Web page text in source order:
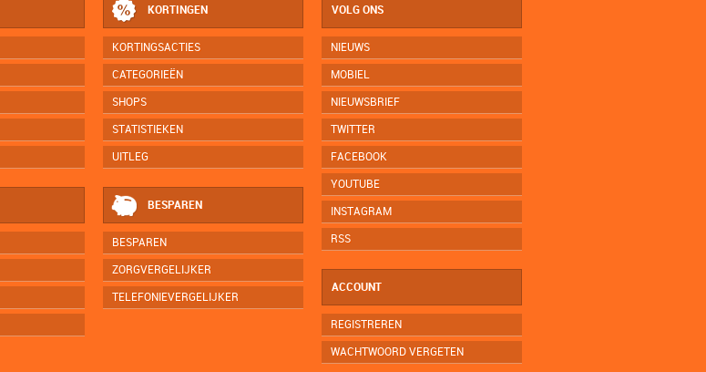
KORTINGEN
KORTINGSACTIES
CATEGORIEËN
SHOPS
STATISTIEKEN
UITLEG
BESPAREN
BESPAREN
ZORGVERGELIJKER
TELEFONIEVERGELIJKER
VOLG ONS
NIEUWS
MOBIEL
NIEUWSBRIEF
TWITTER
FACEBOOK
YOUTUBE
INSTAGRAM
RSS
ACCOUNT
REGISTREREN
WACHTWOORD VERGETEN